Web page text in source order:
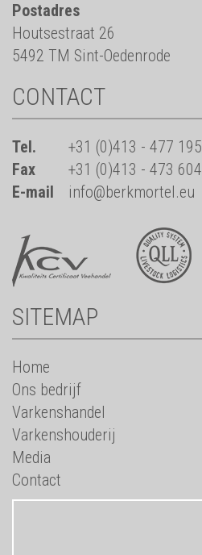
Postadres
Houtsestraat 26
5492 TM Sint-Oedenrode
CONTACT
Tel.
+31 (0)413 - 477 195
Fax
+31 (0)413 - 473 604
E-mail
info@berkmortel.eu
SITEMAP
Home
Ons bedrijf
Varkenshandel
Varkenshouderij
Media
Contact